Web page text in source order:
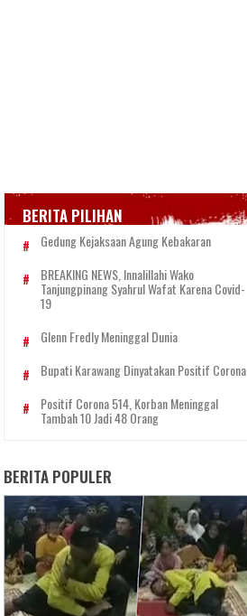
BERITA PILIHAN
Gedung Kejaksaan Agung Kebakaran
BREAKING NEWS, Innalillahi Wako
Tanjungpinang Syahrul Wafat Karena Covid-
19
Glenn Fredly Meninggal Dunia
Bupati Karawang Dinyatakan Positif Corona
Positif Corona 514, Korban Meninggal
Tambah 10 Jadi 48 Orang
BERITA POPULER